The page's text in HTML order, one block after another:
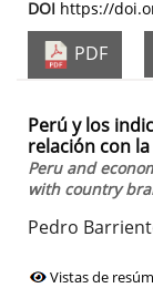
DOI https://
PDF
Perú y los
relación con
Peru and
with country
Pedro
Vistas de